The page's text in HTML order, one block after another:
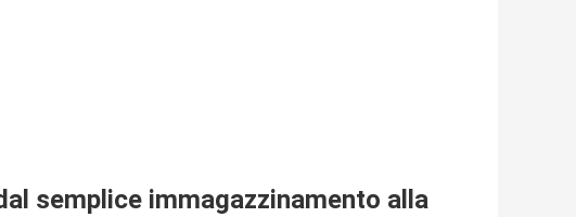
semplice immagazzinamento alla